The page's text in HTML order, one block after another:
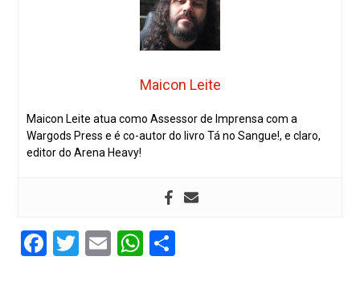
Maicon Leite
Maicon Leite atua como Assessor de Imprensa com a
Wargods Press e é co-autor do livro Tá no Sangue!, e claro,
editor do Arena Heavy!
Facebook
Twitter
EmailWhatsApp